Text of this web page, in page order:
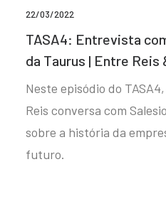
22/03/2022
TASA4: Entrevista
da Taurus | Entre Reis
Neste episódio do
Reis conversa com
sobre a história da
futuro.